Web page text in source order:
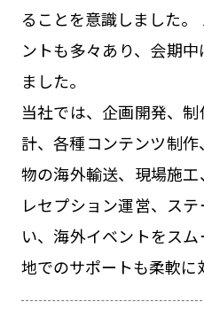
ることを意識しました
ントも多々あり、会期
ました。
当社では、企画開発、
計、各種コンテンツ制
物の海外輸送、現場施工
レセプション運営、ス
い、海外イベントをス
地でのサポートも柔軟に